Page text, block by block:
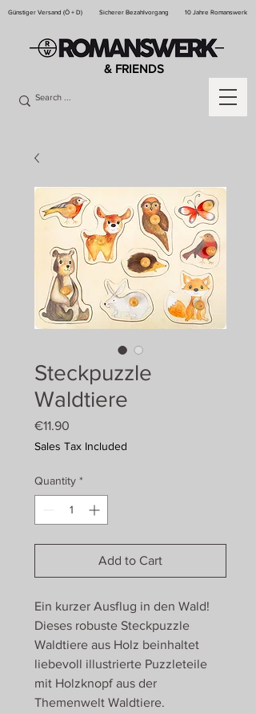
Günstiger Versand (Ö + D) Sicherer Bezahlvorgang 10 Jahre Romanswerk
& FRIENDS
Steckpuzzle
Waldtiere
€11.90
Sales Tax Included
Quantity *
Add to Cart
Ein kurzer Ausflug in den Wald!
Dieses robuste Steckpuzzle
Waldtiere aus Holz beinhaltet
liebevoll illustrierte Puzzleteile
mit Holzknopf aus der
Themenwelt Waldtiere.